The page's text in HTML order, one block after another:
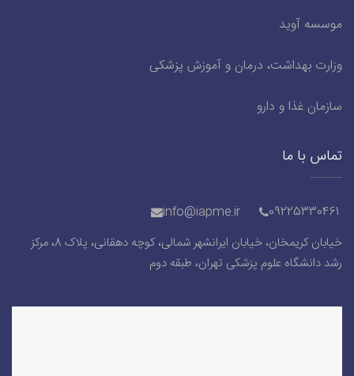
موسسه آوید
وزارت بهداشت، درمان و آموزش پزشکی
سازمان غذا و دارو
تماس با ما
info@iapme.ir
خیابان کریمخان، خیابان ایرانشهر شمالی، کوچه دهقانی، پلاک 8، مرکز
رشد دانشگاه علوم پزشکی تهران، طبقه دوم